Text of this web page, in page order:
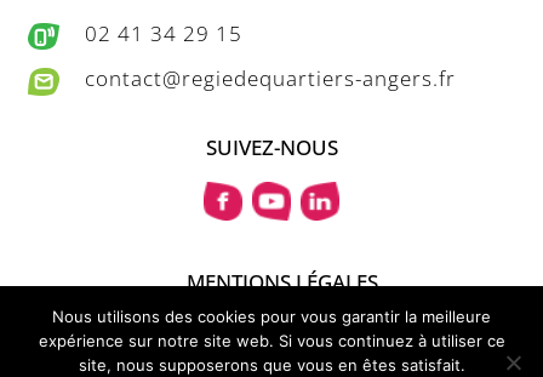
02 41 34 29 15
contact@regiedequartiers-angers.fr
SUIVEZ-NOUS
MENTIONS LÉGALES
PLAN DU SITE
© MonaGraphic 2021
Nous utilisons des cookies pour vous garantir la meilleure
expérience sur notre site web. Si vous continuez à utiliser ce
site, nous supposerons que vous en êtes satisfait.